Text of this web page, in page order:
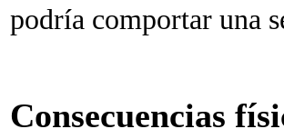
podría comportar una
Consecuencias